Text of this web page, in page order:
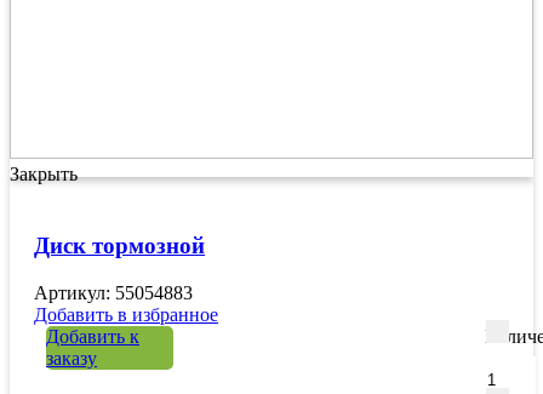
Закрыть
Диск тормозной
Артикул: 55054883
Добавить в избранное
Добавить к
заказу